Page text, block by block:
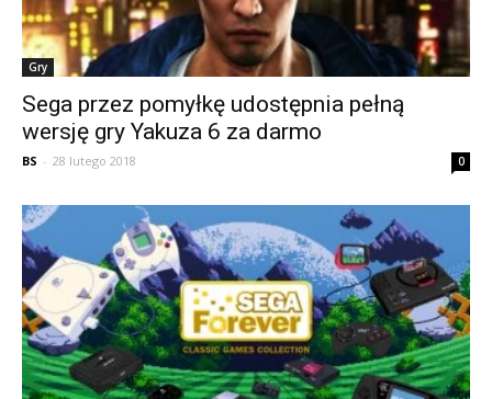
Gry
Sega przez pomyłkę udostępnia pełną
wersję gry Yakuza 6 za darmo
BS - 28 lutego 2018 0